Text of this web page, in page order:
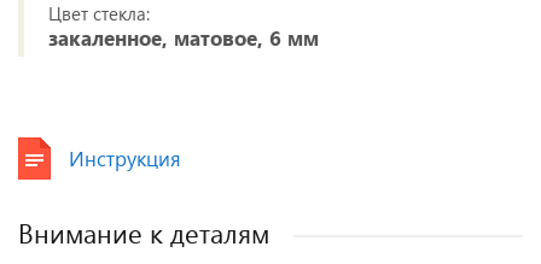
Цвет стекла:
закаленное, матовое, 6 мм
Инструкция
Внимание к деталям